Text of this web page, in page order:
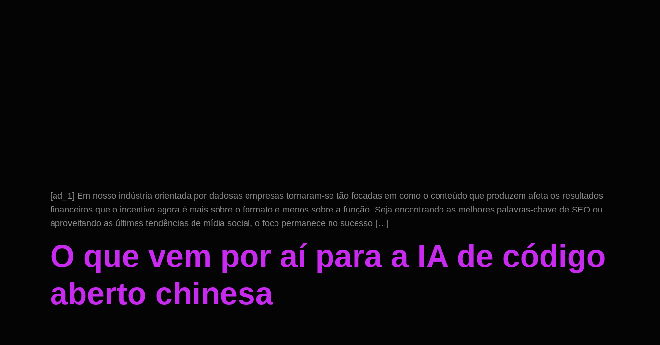
[ad_1] Em nosso indústria orientada por dadosas empresas tornaram-se tão focadas em como o conteúdo que produzem afeta os resultados
financeiros que o incentivo agora é mais sobre o formato e menos sobre a função. Seja encontrando as melhores palavras-chave de SEO ou
aproveitando as últimas tendências de mídia social, o foco permanece no sucesso […]
O que vem por aí para a IA de código
aberto chinesa